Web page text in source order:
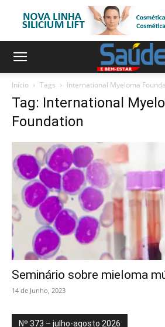
Início Tags International Myeloma
Tag: International
Foundation
Seminário sobre mieloma
14 de Junho, 2023
Nº 373 – julho-agosto 2026